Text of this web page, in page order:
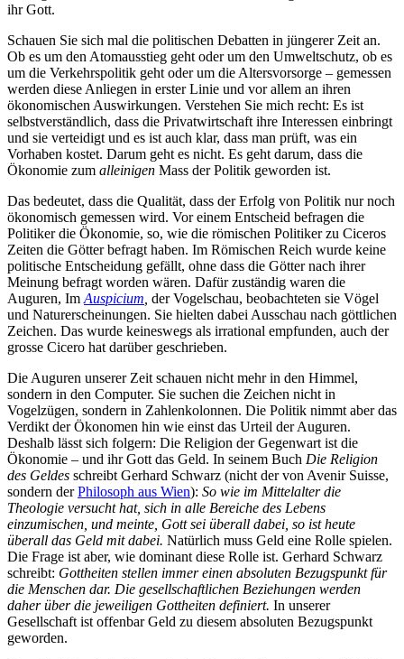
ihr Gott.
Schauen Sie sich mal die politischen Debatten in jüngerer Zeit an.
Ob es um den Atomausstieg geht oder um den Umweltschutz, ob es
um die Verkehrspolitik geht oder um die Altersvorsorge – gemessen
werden diese Anliegen in erster Linie und vor allem an ihren
ökonomischen Auswirkungen. Verstehen Sie mich recht: Es ist
selbstverständlich, dass die Privatwirtschaft ihre Interessen einbringt
und sie verteidigt und es ist auch klar, dass man prüft, was ein
Vorhaben kostet. Darum geht es nicht. Es geht darum, dass die
Ökonomie zum alleinigen Mass der Politik geworden ist.
Das bedeutet, dass die Qualität, dass der Erfolg von Politik nur noch
ökonomisch gemessen wird. Vor einem Entscheid befragen die
Politiker die Ökonomie, so, wie die römischen Politiker zu Ciceros
Zeiten die Götter befragt haben. Im Römischen Reich wurde keine
politische Entscheidung gefällt, ohne dass die Götter nach ihrer
Meinung befragt worden wären. Dafür zuständig waren die
Auguren, Im Auspicium der Vogelschau, beobachteten sie Vögel
und Naturerscheinungen. Sie hielten dabei Ausschau nach göttlichen
Zeichen. Das wurde keineswegs als irrational empfunden, auch der
grosse Cicero hat darüber geschrieben.
Die Auguren unserer Zeit schauen nicht mehr in den Himmel,
sondern in den Computer. Sie suchen die Zeichen nicht in
Vogelzügen, sondern in Zahlenkolonnen. Die Politik nimmt aber das
Verdikt der Ökonomen hin wie einst das Urteil der Auguren.
Deshalb lässt sich folgern: Die Religion der Gegenwart ist die
Ökonomie – und ihr Gott das Geld. In seinem Buch Die Religion
des Geldes schreibt Gerhard Schwarz (nicht der von Avenir Suisse,
sondern derPhilosoph aus Wien): So wie im Mittelalter die
Theologie versucht hat, sich in alle Bereiche des Lebens
einzumischen, und meinte, Gott sei überall dabei, so ist heute
überall das Geld mit dabei. Natürlich muss Geld eine Rolle spielen.
Die Frage ist aber, wie dominant diese Rolle ist. Gerhard Schwarz
schreibt: Gottheiten stellen immer einen absoluten Bezugspunkt für
die Menschen dar. Die gesellschaftlichen Beziehungen werden
daher über die jeweiligen Gottheiten definiert. In unserer
Gesellschaft ist offenbar Geld zu diesem absoluten Bezugspunkt
geworden.